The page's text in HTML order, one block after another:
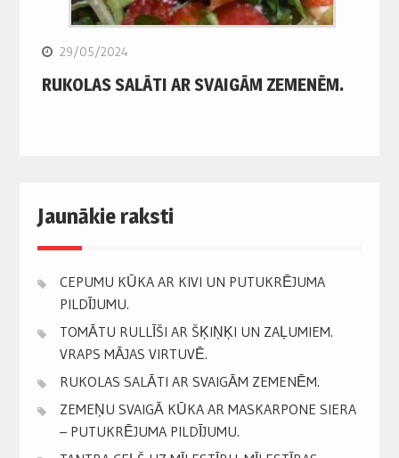
29/05/2024
RUKOLAS SALĀTI AR SVAIGĀM ZEMENĒM.
Jaunākie raksti
CEPUMU KŪKA AR KIVI UN PUTUKRĒJUMA
PILDĪJUMU.
TOMĀTU RULLĪŠI AR ŠĶIŅĶI UN ZAĻUMIEM.
VRAPS MĀJAS VIRTUVĒ.
RUKOLAS SALĀTI AR SVAIGĀM ZEMENĒM.
ZEMEŅU SVAIGĀ KŪKA AR MASKARPONE SIERA
– PUTUKRĒJUMA PILDĪJUMU.